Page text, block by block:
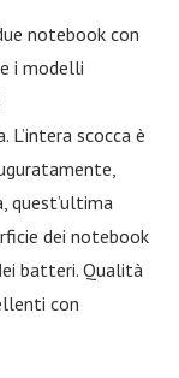
notebook con
i modelli
scocca è
quest’ultima
dei notebook
batteri. Qualità
con